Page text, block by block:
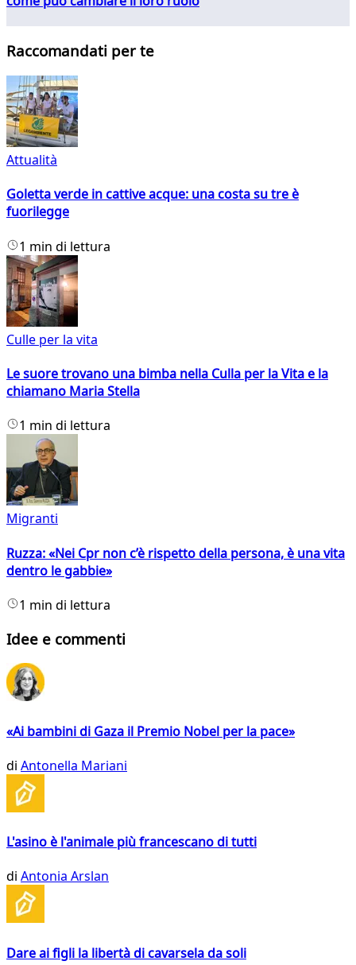
Raccomandati per te
Attualità
Goletta verde in cattive acque: una costa su tre è
fuorilegge
1 min di lettura
Culle per la vita
Le suore trovano una bimba nella Culla per la Vita e la
chiamano Maria Stella
1 min di lettura
Migranti
Ruzza: «Nei Cpr non c’è rispetto della persona, è una vita
dentro le gabbie»
1 min di lettura
Idee e commenti
«Ai bambini di Gaza il Premio Nobel per la pace»
di Antonella Mariani
L'asino è l'animale più francescano di tutti
di Antonia Arslan
Dare ai figli la libertà di cavarsela da soli